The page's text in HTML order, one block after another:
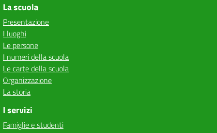
La scuola
Presentazione
I luoghi
Le persone
I numeri della scuola
Le carte della scuola
Organizzazione
La storia
I servizi
Famiglie e studenti